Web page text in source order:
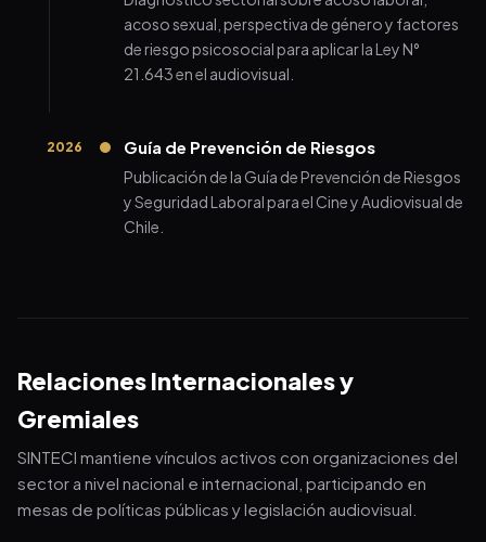
acoso sexual, perspectiva de género y factores
de riesgo psicosocial para aplicar la Ley N°
21.643 en el audiovisual.
2026 Guía de Prevención de Riesgos
Publicación de la Guía de Prevención de Riesgos
y Seguridad Laboral para el Cine y Audiovisual de
Chile.
Relaciones Internacionales y
Gremiales
SINTECI mantiene vínculos activos con organizaciones del
sector a nivel nacional e internacional, participando en
mesas de políticas públicas y legislación audiovisual.